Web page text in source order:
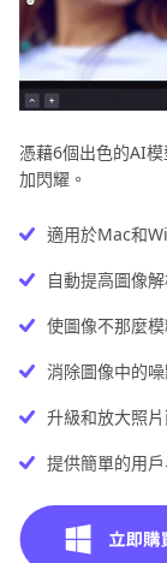
憑藉6個出色的AI模
加閃耀。
適用於Mac和
自動提高圖像
使圖像不那麼
消除圖像中的
升級和放大照
提供簡單的用